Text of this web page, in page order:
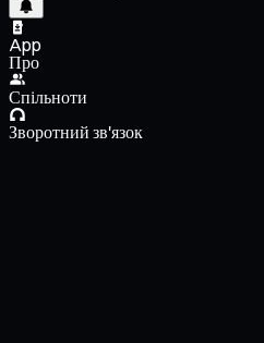
App
Про
Спільноти
Зворотний зв'язок